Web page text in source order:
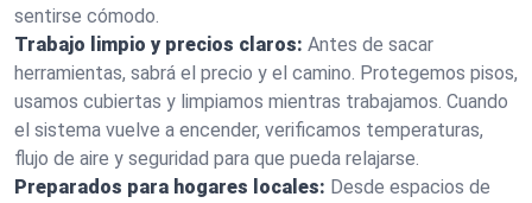
sentirse cómodo.
Trabajo limpio y precios claros: Antes de sacar
herramientas, sabrá el precio y el camino. Protegemos pisos,
usamos cubiertas y limpiamos mientras trabajamos. Cuando
el sistema vuelve a encender, verificamos temperaturas,
flujo de aire y seguridad para que pueda relajarse.
Preparados para hogares locales: Desde espacios de